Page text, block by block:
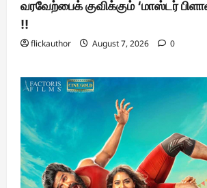
வரவேற்பைக் குவிக்கும் ‘மாஸ்டர்
!!
flickauthor August 7, 2026 0